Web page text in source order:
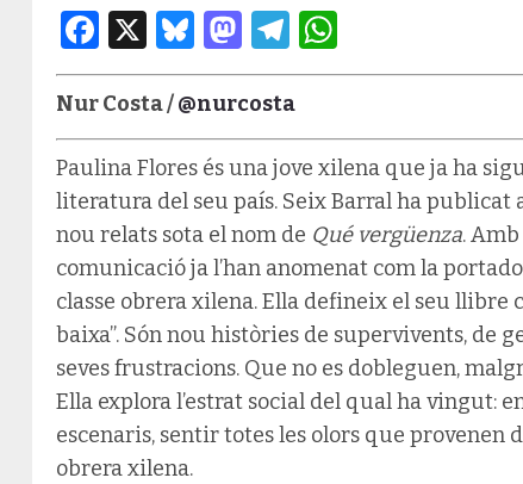
Facebook
X Bluesky
Mastodon
Telegram
Nur Costa /@nurcosta
Paulina Flores és una jove xilena que ja ha
literatura del seu país. Seix Barral ha publicat
nou relats sota el nom de Qué vergüenza.
comunicació ja l’han anomenat com la
classe obrera xilena. Ella defineix el seu llibre
baixa”. Són nou històries de supervivents, de
seves frustracions. Que no es dobleguen,
Ella explora l’estrat social del qual ha vingut:
escenaris, sentir totes les olors que provenen
obrera xilena.